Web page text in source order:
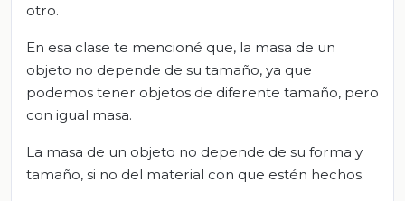
otro.
En esa clase te mencioné que, la masa de un
objeto no depende de su tamaño, ya que
podemos tener objetos de diferente tamaño, pero
con igual masa.
La masa de un objeto no depende de su forma y
tamaño, si no del material con que estén hechos.